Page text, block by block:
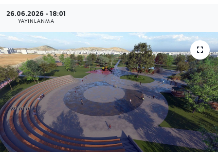
26.06.2026 - 18:01
YAYINLANMA